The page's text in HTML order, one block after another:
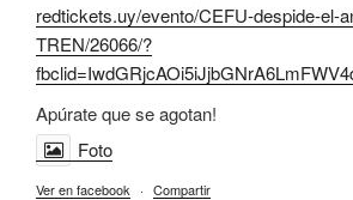
redtickets.uy/evento/CEFU-despide-el-
TREN/26066/?
Apúrate que se agotan!
Foto
Ver en facebook · Compartir